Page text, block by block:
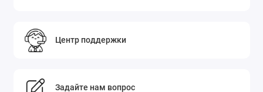
Центр поддержки
Задайте нам вопрос